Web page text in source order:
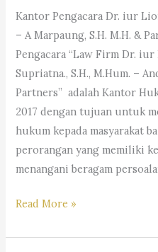
Kantor Pengacara Dr. iur
– A Marpaung, S.H. M.H. &
Pengacara “Law Firm Dr. iur
Supriatna., S.H., M.Hum. –
Partners” adalah Kantor
2017 dengan tujuan untuk
hukum kepada masyarakat
perorangan yang memiliki
menangani beragam
Kantor
Dr.
Read More »